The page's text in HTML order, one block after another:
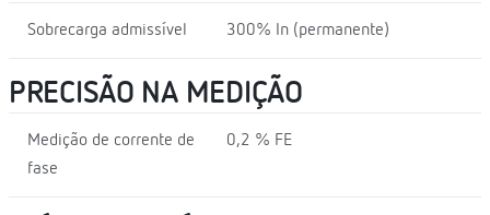
Sobrecarga admissível 300% In (permanente)
PRECISÃO NA MEDIÇÃO
Medição de corrente de
fase
0,2 % FE